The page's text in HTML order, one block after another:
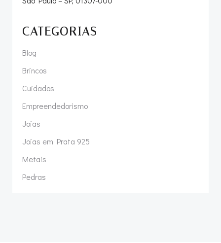
CATEGORIAS
Blog
Brincos
Cuidados
Empreendedorismo
Joias
Joias em Prata 925
Metais
Pedras